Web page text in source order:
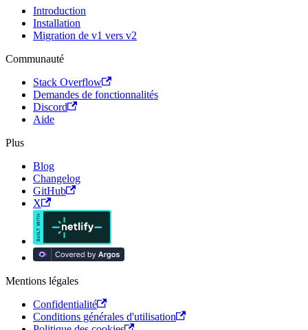
Introduction
Installation
Migration de v1 vers v2
Communauté
Stack Overflow
Demandes de fonctionnalités
Discord
Aide
Plus
Blog
Changelog
GitHub
X
Mentions légales
Confidentialité
Conditions générales d'utilisation